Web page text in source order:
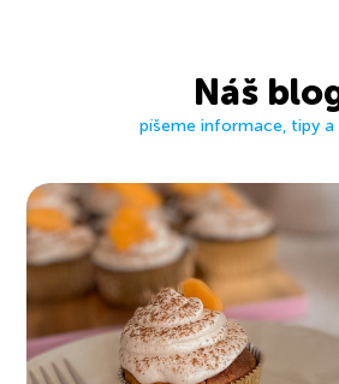
Náš
píšeme informace, tipy a